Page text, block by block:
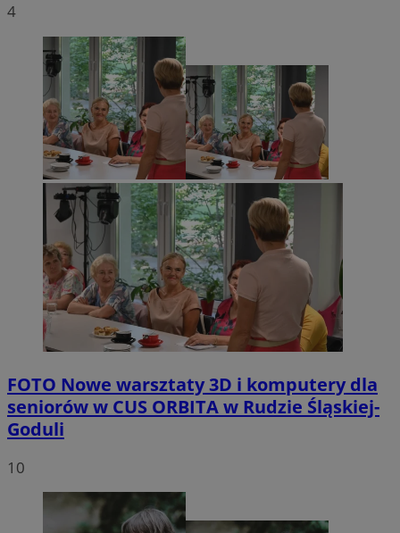
4
FOTO Nowe warsztaty 3D i komputery dla
seniorów w CUS ORBITA w Rudzie Śląskiej-
Goduli
10